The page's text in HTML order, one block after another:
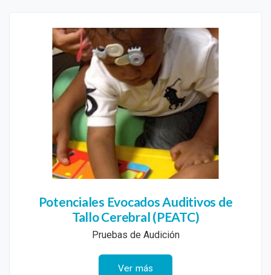
Potenciales Evocados Auditivos de
Tallo Cerebral (PEATC)
Pruebas de Audición
Ver más